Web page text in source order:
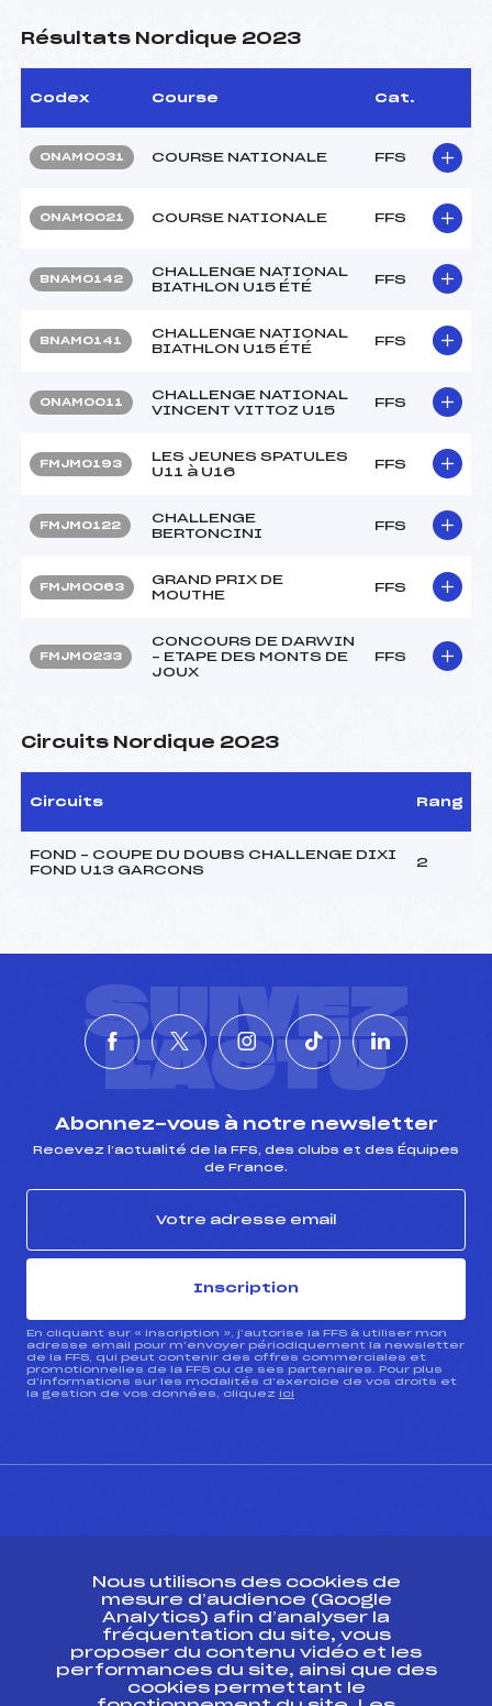
Résultats Nordique 2023
Codex Course Cat.
ONAM0031 COURSE NATIONALE FFS
ONAM0021 COURSE NATIONALE FFS
BNAM0142
CHALLENGE NATIONAL
BIATHLON U15 ÉTÉ
FFS
BNAM0141
CHALLENGE NATIONAL
BIATHLON U15 ÉTÉ
FFS
ONAM0011
CHALLENGE NATIONAL
VINCENT VITTOZ U15
FFS
FMJM0193
LES JEUNES SPATULES
U11 à U16
FFS
FMJM0122
CHALLENGE
BERTONCINI
FFS
FMJM0063
GRAND PRIX DE
MOUTHE
FFS
FMJM0233
CONCOURS DE DARWIN
– ETAPE DES MONTS DE
JOUX
FFS
Circuits Nordique 2023
Circuits Rang
FOND – COUPE DU DOUBS CHALLENGE DIXI
FOND U13 GARCONS
2
SUIVEZ
L'ACTU
Abonnez-vous à notre newsletter
Recevez l’actualité de la FFS, des clubs et des Équipes
de France.
Inscription
En cliquant sur « inscription », j’autorise la FFS à utiliser mon
adresse email pour m’envoyer périodiquement la newsletter
de la FFS, qui peut contenir des offres commerciales et
promotionnelles de la FFS ou de ses partenaires. Pour plus
d’informations sur les modalités d’exercice de vos droits et
la gestion de vos données, cliquez ici
ESPACE PRESSE
Ressources
Pass’Neige
Projet sportif fédéral
Nous utilisons des cookies de
mesure d’audience (Google
Analytics) afin d’analyser la
fréquentation du site, vous
proposer du contenu vidéo et les
performances du site, ainsi que des
cookies permettant le